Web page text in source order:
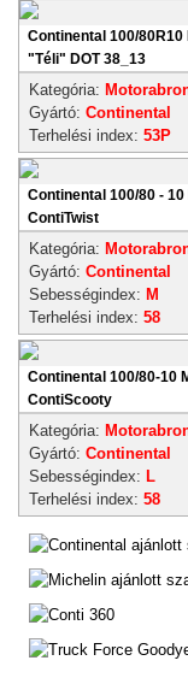
Continental 100/80R10
"Téli" DOT 38_13
Kategória:
Gyártó: Continental
Terhelési index: 53P
Continental 100/80 - 10
ContiTwist
Kategória:
Gyártó: Continental
Sebességindex: M
Terhelési index: 58
Continental 100/80-10
ContiScooty
Kategória:
Gyártó: Continental
Sebességindex: L
Terhelési index: 58